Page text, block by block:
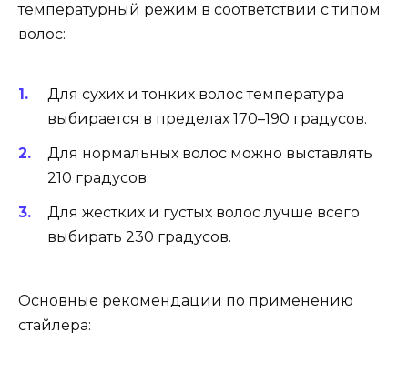
температурный режим в соответствии с типом
волос:
Для сухих и тонких волос температура
выбирается в пределах 170–190 градусов.
Для нормальных волос можно выставлять
210 градусов.
Для жестких и густых волос лучше всего
выбирать 230 градусов.
Основные рекомендации по применению
стайлера: